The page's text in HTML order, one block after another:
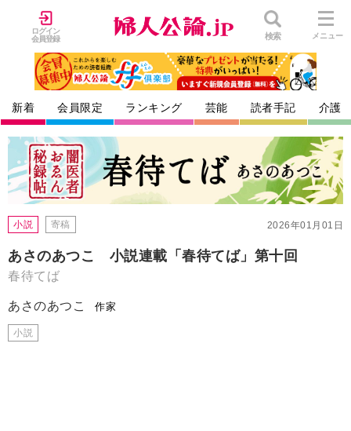
ログイン
会員登録
検索 メニュー
新着 会員限定 ランキング 芸能 読者手記 介護
2026年01月01日
小説 寄稿
あさのあつこ 小説連載「春待てば」第十回
春待てば
あさのあつこ 作家
小説